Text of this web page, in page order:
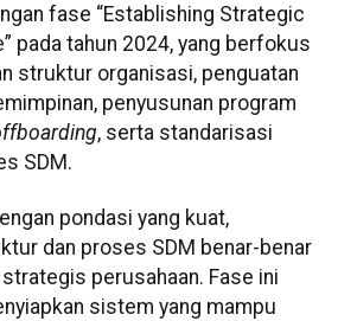
fase “Establishing Strategic
pada tahun 2024, yang berfokus
struktur organisasi, penguatan
penyusunan program
, serta standarisasi
SDM.
pondasi yang kuat,
dan proses SDM benar-benar
perusahaan. Fase ini
sistem yang mampu